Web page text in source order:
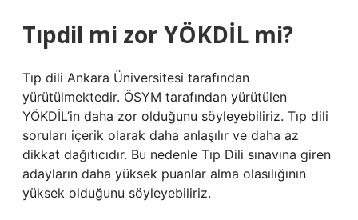
Tıpdil mi zor YÖKDİL mi?
Tıp dili Ankara Üniversitesi tarafından
yürütülmektedir. ÖSYM tarafından yürütülen
YÖKDİL’in daha zor olduğunu söyleyebiliriz. Tıp dili
soruları içerik olarak daha anlaşılır ve daha az
dikkat dağıtıcıdır. Bu nedenle Tıp Dili sınavına giren
adayların daha yüksek puanlar alma olasılığının
yüksek olduğunu söyleyebiliriz.